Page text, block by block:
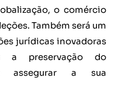
o comércio
Também será um
jurídicas inovadoras
a preservação do
assegurar a sua